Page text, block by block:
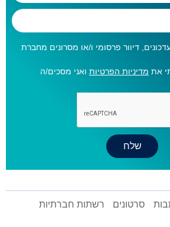
דיוור פרסומי ו/או מסרונים מחברת
את מדיניות הפרטיות ואני מסכים/ה
סרטונים
רשתות חברתיות